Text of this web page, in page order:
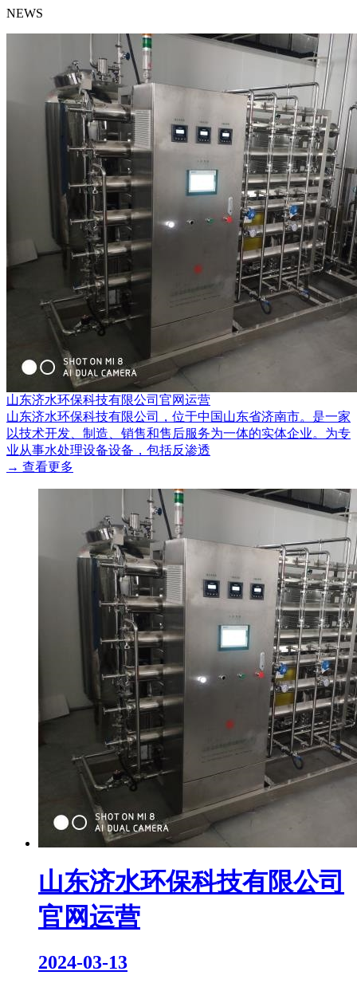
NEWS
山东济水环保科技有限公司官网运营
山东济水环保科技有限公司，位于中国山东省济南市。是一家
以技术开发、制造、销售和售后服务为一体的实体企业。为专
业从事水处理设备设备，包括反渗透
→ 查看更多
山东济水环保科技有限公司
官网运营
2024-03-13